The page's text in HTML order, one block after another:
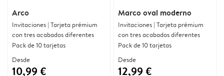
Arco
Invitaciones | Tarjeta prémium
con tres acabados diferentes
Pack de 10 tarjetas
Desde
10,99 €
Marco oval moderno
Invitaciones | Tarjeta prémium
con tres acabados diferentes
Pack de 10 tarjetas
Desde
12,99 €